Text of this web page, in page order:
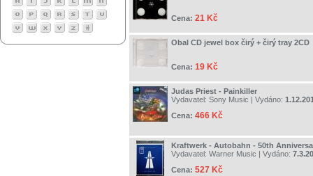
Cena: 21 Kč
Obal CD jewel box čirý + čirý tray 2CD
Cena: 19 Kč
Judas Priest - Painkiller
Vydavatel: Sony Music | Vydáno:
Cena: 466 Kč
Kraftwerk - Autobahn - 50th
Vydavatel: Warner Music | Vydáno:
Cena: 527 Kč